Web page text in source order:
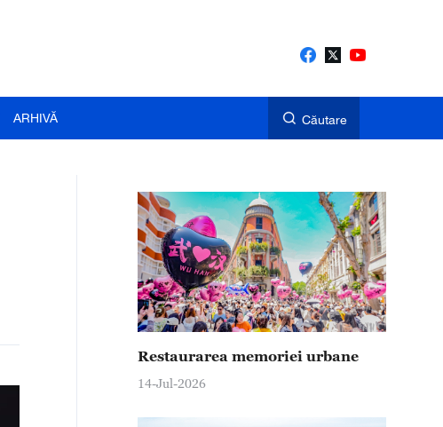
ARHIVĂ Căutare
Restaurarea memoriei urbane
14-Jul-2026